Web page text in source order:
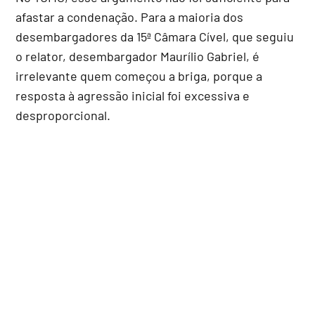
afastar a condenação. Para a maioria dos
desembargadores da 15ª Câmara Cível, que seguiu
o relator, desembargador Maurílio Gabriel, é
irrelevante quem começou a briga, porque a
resposta à agressão inicial foi excessiva e
desproporcional.